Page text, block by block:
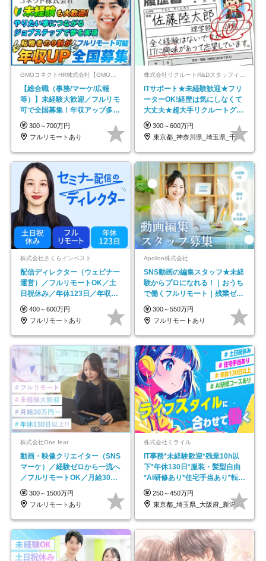
GMOコネクトHR株式会社【GMOインターネットグループ】
【総合職（事務/マーケ/広報
等）】未経験大歓迎／フルリモ
可で全国募集！年収アップ多数
★年休最大130日★
300～700万円
フルリモートあり
ITサポート★未経験歓迎★フリ
ーターOK!経歴は気にしなくて
大丈夫★超大手リクルートグル
ープの正社員/sg
300～600万円
東京都_神奈川県_埼玉県_千葉県_大阪府…
株式会社さくらインベスト
配信ディレクター（ウェビナー
運営）／フルリモートOK／土
日祝休み／年休123日／年収
600万円可
400～600万円
フルリモートあり
Apollon株式会社
SNS動画の編集スタッフ★未経
験からプロになれる！｜おうち
で働くフルリモート｜残業ゼロ
で18時退勤◎
300～550万円
フルリモートあり
株式会社One feat.
動画・映像クリエイター（SNS
マーケ）／経験ゼロから一流へ
／フルリモートOK／月給30万
円～／年休130日以上
300～1500万円
フルリモートあり
株式会社ミライル
IT事務*未経験歓迎*残業10h以
下*年休130日*服装・髪型自由
*AI研修あり*住宅手当あり*転勤
なし
250～450万円
東京都_埼玉県_大阪府_新潟県_福岡県